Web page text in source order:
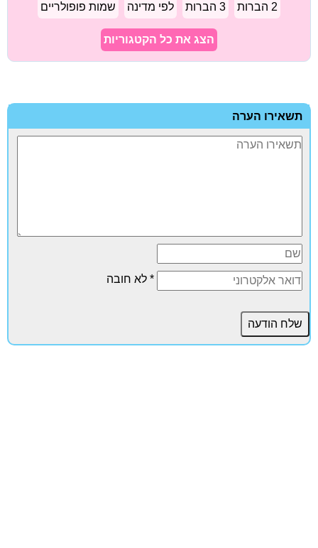
2 הברות 3 הברות לפי מדינה שמות פופולריים
הצג את כל הקטגוריות
תשאירו הערה
* לא חובה